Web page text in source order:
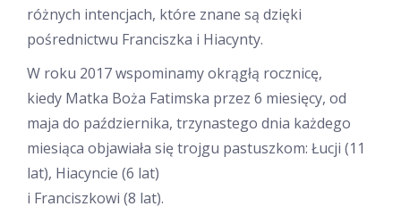
różnych intencjach, które znane są dzięki
pośrednictwu Franciszka i Hiacynty.
W roku 2017 wspominamy okrągłą rocznicę,
kiedy Matka Boża Fatimska przez 6 miesięcy, od
maja do października, trzynastego dnia każdego
miesiąca objawiała się trojgu pastuszkom: Łucji (11
lat), Hiacyncie (6 lat)
i Franciszkowi (8 lat).